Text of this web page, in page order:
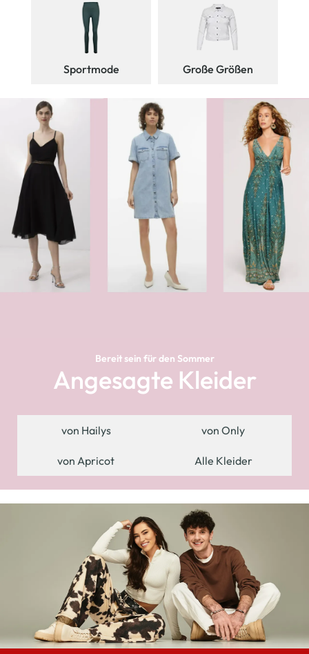
Sportmode Große Größen
Bereit sein für den Sommer
Angesagte Kleider
von Hailys von Only
von Apricot Alle Kleider